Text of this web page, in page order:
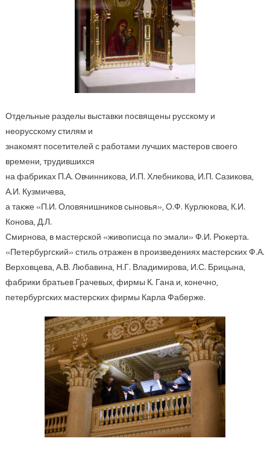
Отдельные разделы выставки посвящены русскому и
неорусскому стилям и
знакомят посетителей с работами лучших мастеров своего
времени, трудившихся
на фабриках П.А. Овчинникова, И.П. Хлебникова, И.П. Сазикова,
А.И. Кузмичева,
а также «П.И. Оловянишников сыновья», О.Ф. Курлюкова, К.И.
Конова, Д.Л.
Смирнова, в мастерской «живописца по эмали» Ф.И. Рюкерта.
«Петербургский» стиль отражен в произведениях мастерских Ф.А.
Верховцева, А.В. Любавина, Н.Г. Владимирова, И.С. Брицына,
фабрики братьев Грачевых, фирмы К. Гана и, конечно,
петербургских мастерских фирмы Карла Фаберже.